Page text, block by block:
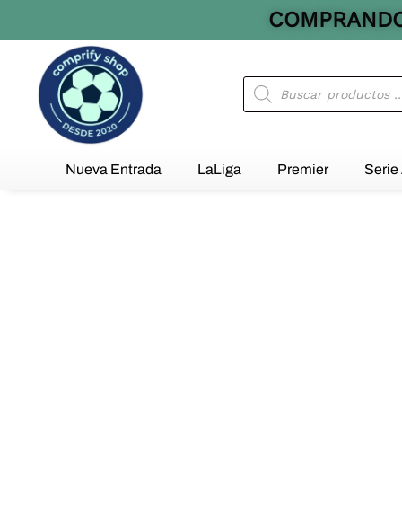
al
contenido
Búsqueda
de
productos
Nueva Entrada LaLiga Premier Serie